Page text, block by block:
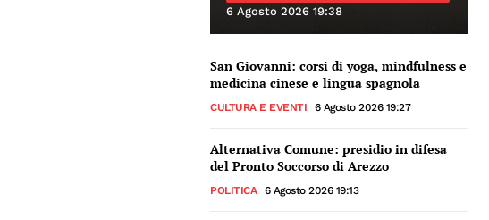
6 Agosto 2026 19:38
San Giovanni: corsi di yoga, mindfulness e
medicina cinese e lingua spagnola
CULTURA E EVENTI 6 Agosto 2026 19:27
Alternativa Comune: presidio in difesa
del Pronto Soccorso di Arezzo
POLITICA 6 Agosto 2026 19:13